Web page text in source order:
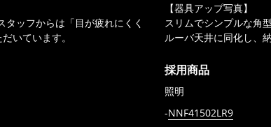
ッフからは「目が疲れにくく
いています。
【器具アップ写真】
スリムでシンプルな角
ルーバ天井に同化し、
採用商品
照明
NNF41502LR9